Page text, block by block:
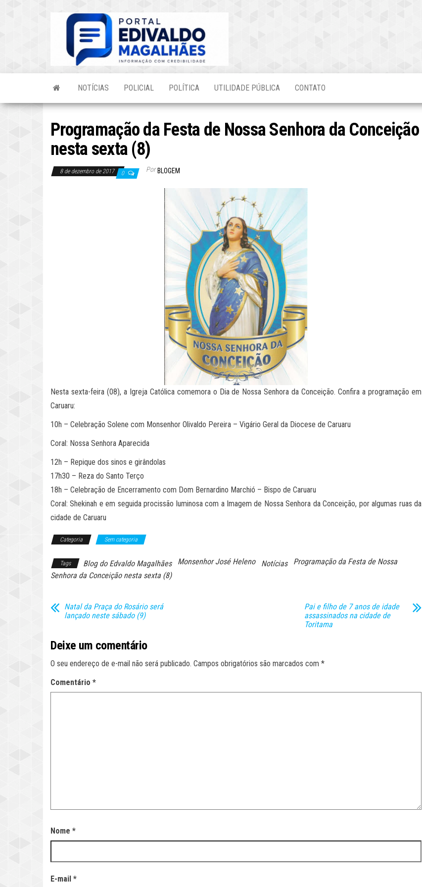
NOTÍCIAS POLICIAL POLÍTICA UTILIDADE PÚBLICA CONTATO
Programação da Festa de Nossa Senhora da Conceição
nesta sexta (8)
8 de dezembro de 2017 0 Por BLOGEM
Nesta sexta-feira (08), a Igreja Católica comemora o Dia de Nossa Senhora da Conceição. Confira a programação em
Caruaru:
10h – Celebração Solene com Monsenhor Olivaldo Pereira – Vigário Geral da Diocese de Caruaru
Coral: Nossa Senhora Aparecida
12h – Repique dos sinos e girândolas
17h30 – Reza do Santo Terço
18h – Celebração de Encerramento com Dom Bernardino Marchió – Bispo de Caruaru
Coral: Shekinah e em seguida procissão luminosa com a Imagem de Nossa Senhora da Conceição, por algumas ruas da
cidade de Caruaru
Categoria Sem categoria
Tags Blog do Edvaldo Magalhães Monsenhor José Heleno Notícias
Programação da Festa de Nossa
Senhora da Conceição nesta sexta (8)
Natal da Praça do Rosário será
lançado neste sábado (9)
Pai e filho de 7 anos de idade
assassinados na cidade de
Toritama
Deixe um comentário
O seu endereço de e-mail não será publicado. Campos obrigatórios são marcados com *
Comentário *
Nome *
E-mail *